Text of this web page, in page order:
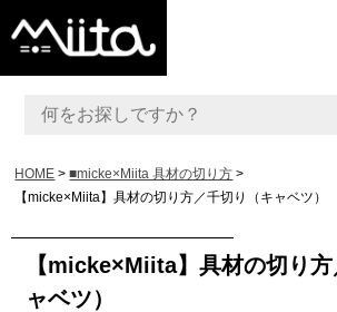
HOME
■micke×Miita 具材の切り方
【micke×Miita】具材の切り方／千切り（キャベツ）
【micke×Miita】具材の切り
ャベツ）